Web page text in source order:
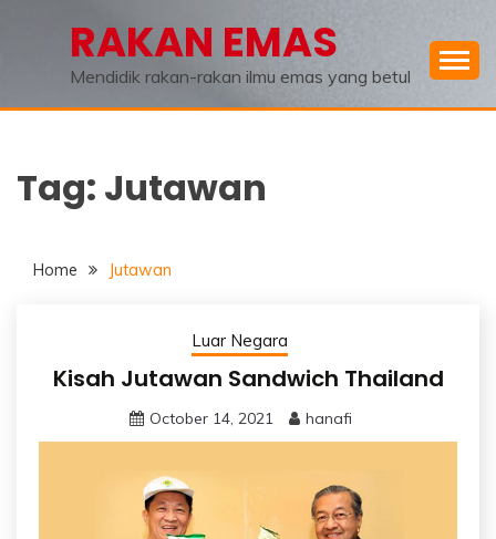
RAKAN EMAS
Mendidik rakan-rakan ilmu emas yang betul
Tag: Jutawan
Home Jutawan
Luar Negara
Kisah Jutawan Sandwich Thailand
October 14, 2021 hanafi